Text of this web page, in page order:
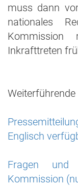
muss dann
nationales
Kommission
Inkrafttreten
Englisch
Fragen
Kommission